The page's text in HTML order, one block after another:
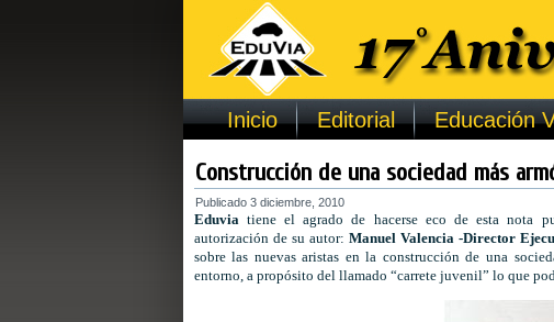
Inicio Editorial Educación
Construcción de una sociedad más
Publicado 3 diciembre, 2010
Eduviatiene el agrado de hacerse eco de esta nota
autorización de su autor: Manuel Valencia -Director
sobre las nuevas aristas en la construcción de una
entorno, a propósito del llamado “carrete juvenil” lo que